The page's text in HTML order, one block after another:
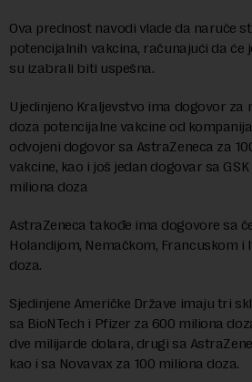
Ova prednost navodi vlade da naruče
potencijalnih vakcina, računajući da će
su izabrali biti uspešna.
Ujedinjeno Kraljevstvo ima dogovor za
doza potencijalne vakcine od
odvojeni dogovor sa AstraZeneca za
vakcine, kao i još jedan dogovar sa
miliona doza
AstraZeneca takođe ima dogovore sa
Holandijom, Nemačkom, Francuskom i
doza.
Sjedinjene Američke Države imaju tri
sa BioNTech i Pfizer za 600 miliona
dve milijarde dolara, drugi sa
kao i sa Novavax za 100 miliona doza.